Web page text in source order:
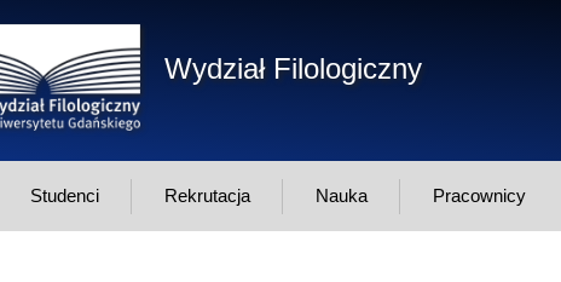
Wydział Filologiczny
Studenci Rekrutacja Nauka Pracownicy